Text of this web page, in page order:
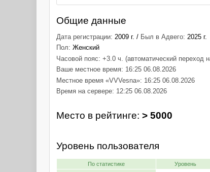
Общие данные
Дата регистрации: 2009 г. / Был в Адвего: 2025 г.
Пол: Женский
Часовой пояс: +3.0 ч. (автоматический переход
Ваше местное время: 16:25 06.08.2026
Местное время «VVVesna»: 16:25 06.08.2026
Время на сервере: 12:25 06.08.2026
Место в рейтинге: > 5000
Уровень пользователя
По статистике Уровень